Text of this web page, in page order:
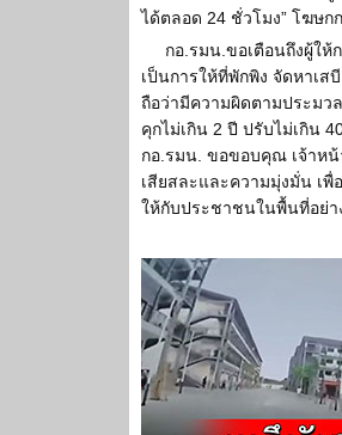
ได้ตลอด 24 ชั่วโมง” โฆษก
กอ.รมน.ขอเตือนถึงผู้ให้
เป็นการให้ที่พักพิง จัดหาเส
ถือว่ามีความผิดตามประมว
คุกไม่เกิน 2 ปี ปรับไม่เกิน
กอ.รมน. ขอขอบคุณ เจ้าห
เสียสละและความมุ่งมั่น เ
ให้กับประชาชนในพื้นที่อย่า